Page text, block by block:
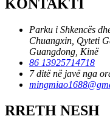
KONTAKTI
Parku i Shkencës
Chuangxin, Qyteti
Guangdong, Kinë
86 13925714718
7 ditë në javë nga
RRETH NESH